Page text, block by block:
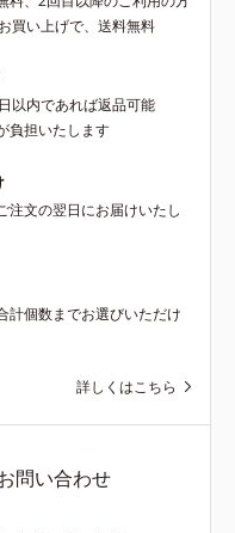
買い上げで、送料無料
以内であれば返品可能
負担いたします
注文の翌日にお届けいたし
計個数までお選びいただけ
詳しくはこちら
問い合わせ